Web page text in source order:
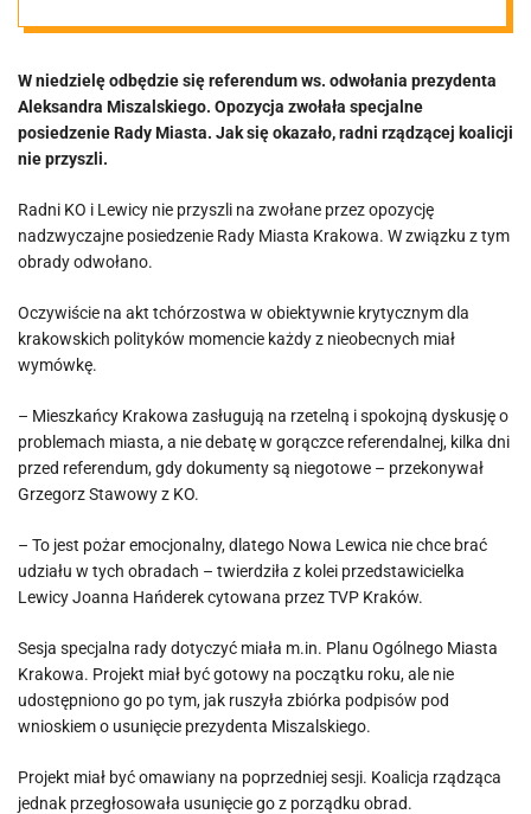
Radni nie
przyszli na
specjalne
posiedzenie.
„To jest pożar
emocjonalny”
W niedzielę odbędzie się referendum ws. odwołania prezydenta
Aleksandra Miszalskiego. Opozycja zwołała specjalne
posiedzenie Rady Miasta. Jak się okazało, radni rządzącej koalicji
nie przyszli.
Radni KO i Lewicy nie przyszli na zwołane przez opozycję
nadzwyczajne posiedzenie Rady Miasta Krakowa. W związku z tym
obrady odwołano.
Oczywiście na akt tchórzostwa w obiektywnie krytycznym dla
krakowskich polityków momencie każdy z nieobecnych miał
wymówkę.
– Mieszkańcy Krakowa zasługują na rzetelną i spokojną dyskusję o
problemach miasta, a nie debatę w gorączce referendalnej, kilka dni
przed referendum, gdy dokumenty są niegotowe – przekonywał
Grzegorz Stawowy z KO.
– To jest pożar emocjonalny, dlatego Nowa Lewica nie chce brać
udziału w tych obradach – twierdziła z kolei przedstawicielka
Lewicy Joanna Hańderek cytowana przez TVP Kraków.
Sesja specjalna rady dotyczyć miała m.in. Planu Ogólnego Miasta
Krakowa. Projekt miał być gotowy na początku roku, ale nie
udostępniono go po tym, jak ruszyła zbiórka podpisów pod
wnioskiem o usunięcie prezydenta Miszalskiego.
Projekt miał być omawiany na poprzedniej sesji. Koalicja rządząca
jednak przegłosowała usunięcie go z porządku obrad.